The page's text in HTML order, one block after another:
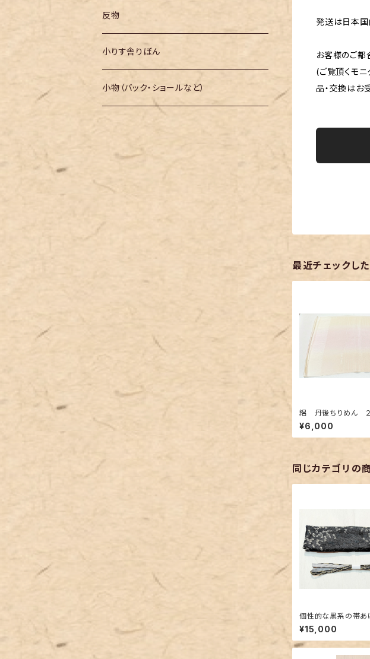
発送は日本国
お客様のご都
(ご覧頂くモ
品・交換はお
最近チェックし
絽 丹後ちりめん
揚げ
¥6,000
同じカテゴリの
個性的な黒系の帯あ
ット
¥15,000
反物
小りす舎りぼん
小物（バック・ショールなど）